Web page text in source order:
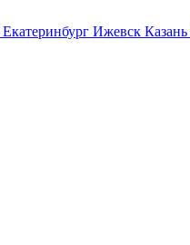
Екатеринбург Ижевск Казань